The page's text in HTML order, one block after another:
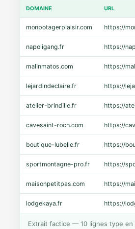
DOMAINE URL
monpotagerplaisir.com https://
napoligang.fr https://
malinmatos.com https://
lejardindeclaire.fr https://
atelier-brindille.fr https://
cavesaint-roch.com https://
boutique-lubelle.fr https://
sportmontagne-pro.fr https://
maisonpetitpas.com https://
lodgekaya.fr https://
Extrait factice — 10 lignes type en